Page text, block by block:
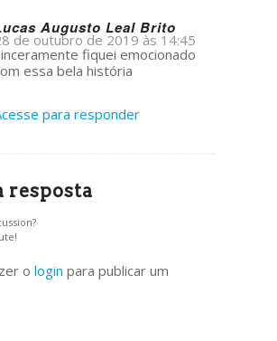
Augusto Leal Brito
s
de outubro de 2019 às 14:45
fiquei emocionado
essa bela história
para responder
resposta
o login para publicar um